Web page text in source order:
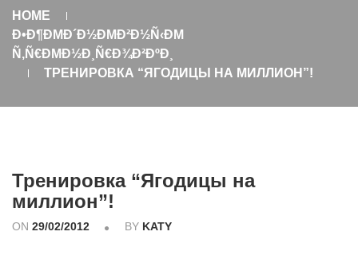
HOME
Ð•Ð¶ÐΜÐ´Ð½ÐΜÐ²Ð½Ñ‹ÐΜ
Ñ‚Ñ€ÐΜÐ½Ð¸Ñ€Ð¾Ð²ÐºÐ¸
ТРЕНИРОВКА “ЯГОДИЦЫ НА МИЛЛИОН”!
Тренировка “Ягодицы на
миллион”!
ON 29/02/2012 BY KATY